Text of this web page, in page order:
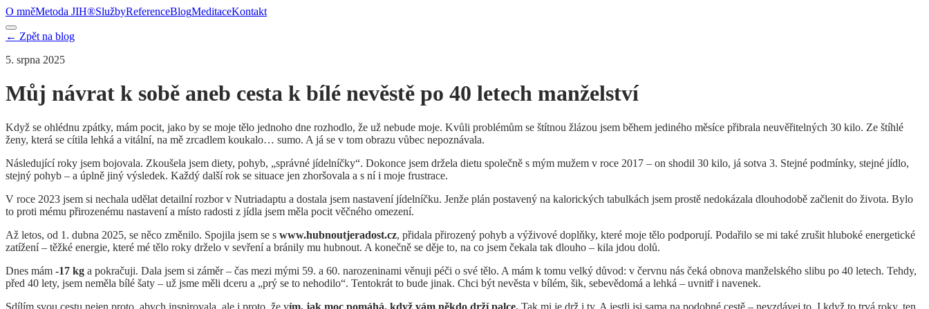
O mněMetoda JIH®SlužbyReferenceBlogMeditaceKontakt
← Zpět na blog
5. srpna 2025
Můj návrat k sobě aneb cesta k bílé nevěstě po 40 letech manželství
Když se ohlédnu zpátky, mám pocit, jako by se moje tělo jednoho dne rozhodlo, že už nebude moje. Kvůli problémům se štítnou žlázou jsem během jediného měsíce přibrala neuvěřitelných 30 kilo. Ze štíhlé
ženy, která se cítila lehká a vitální, na mě zrcadlem koukalo… sumo. A já se v tom obrazu vůbec nepoznávala.
Následující roky jsem bojovala. Zkoušela jsem diety, pohyb, „správné jídelníčky“. Dokonce jsem držela dietu společně s mým mužem v roce 2017 – on shodil 30 kilo, já sotva 3. Stejné podmínky, stejné jídlo,
stejný pohyb – a úplně jiný výsledek. Každý další rok se situace jen zhoršovala a s ní i moje frustrace.
V roce 2023 jsem si nechala udělat detailní rozbor v Nutriadaptu a dostala jsem nastavení jídelníčku. Jenže plán postavený na kalorických tabulkách jsem prostě nedokázala dlouhodobě začlenit do života. Bylo
to proti mému přirozenému nastavení a místo radosti z jídla jsem měla pocit věčného omezení.
Až letos, od 1. dubna 2025, se něco změnilo. Spojila jsem se s www.hubnoutjeradost.cz, přidala přirozený pohyb a výživové doplňky, které moje tělo podporují. Podařilo se mi také zrušit hluboké energetické
zatížení – těžké energie, které mé tělo roky drželo v sevření a bránily mu hubnout. A konečně se děje to, na co jsem čekala tak dlouho – kila jdou dolů.
Dnes mám -17 kg a pokračuji. Dala jsem si záměr – čas mezi mými 59. a 60. narozeninami věnuji péči o své tělo. A mám k tomu velký důvod: v červnu nás čeká obnova manželského slibu po 40 letech. Tehdy,
před 40 lety, jsem neměla bílé šaty – už jsme měli dceru a „prý se to nehodilo“. Tentokrát to bude jinak. Chci být nevěsta v bílém, šik, sebevědomá a lehká – uvnitř i navenek.
Sdílím svou cestu nejen proto, abych inspirovala, ale i proto, že vím, jak moc pomáhá, když vám někdo drží palce. Tak mi je drž i ty. A jestli jsi sama na podobné cestě – nevzdávej to. I když to trvá roky, ten